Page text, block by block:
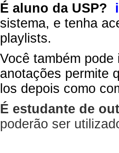
É aluno da USP?
sistema, e tenha
playlists.
Você também
anotações permite
los depois como
É estudante de
poderão ser